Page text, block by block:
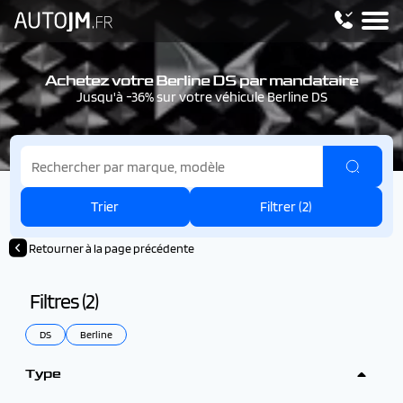
Achetez votre Berline DS par mandataire
Jusqu'à -36% sur votre véhicule Berline DS
Trier Filtrer (2)
Retourner à la page précédente
Filtres (2)
DS Berline
Type